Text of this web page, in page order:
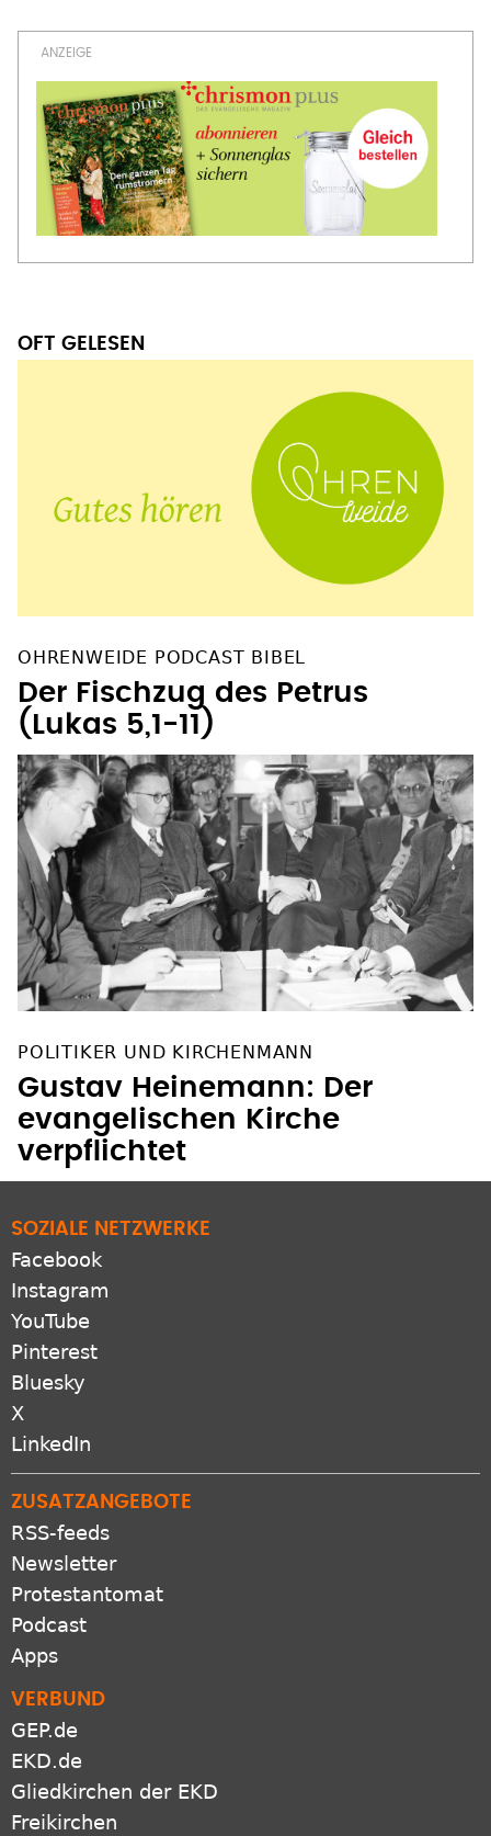
OFT GELESEN
OHRENWEIDE PODCAST BIBEL
Der Fischzug des Petrus
(Lukas 5,1-11)
POLITIKER UND KIRCHENMANN
Gustav Heinemann: Der
evangelischen Kirche
verpflichtet
SOZIALE NETZWERKE
Facebook
Instagram
YouTube
Pinterest
Bluesky
X
LinkedIn
ZUSATZANGEBOTE
RSS-feeds
Newsletter
Protestantomat
Podcast
Apps
VERBUND
GEP.de
EKD.de
Gliedkirchen der EKD
Freikirchen